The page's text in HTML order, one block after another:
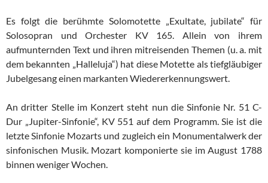
Es folgt die berühmte Solomotette „Exultate, jubilate“ für
Solosopran und Orchester KV 165. Allein von ihrem
aufmunternden Text und ihren mitreisenden Themen (u. a. mit
dem bekannten „Halleluja“) hat diese Motette als tiefgläubiger
Jubelgesang einen markanten Wiedererkennungswert.
An dritter Stelle im Konzert steht nun die Sinfonie Nr. 51 C-
Dur „Jupiter-Sinfonie“, KV 551 auf dem Programm. Sie ist die
letzte Sinfonie Mozarts und zugleich ein Monumentalwerk der
sinfonischen Musik. Mozart komponierte sie im August 1788
binnen weniger Wochen.